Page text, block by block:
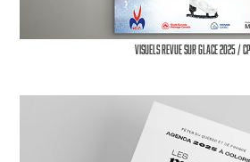
Visuels Revue sur glace 2025 /